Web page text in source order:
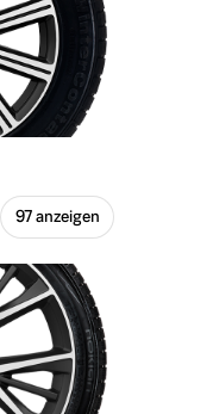
97 anzeigen